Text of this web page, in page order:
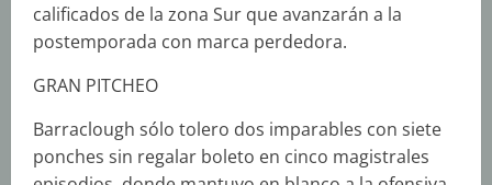
calificados de la zona Sur que avanzarán a la
postemporada con marca perdedora.
GRAN PITCHEO
Barraclough sólo tolero dos imparables con siete
ponches sin regalar boleto en cinco magistrales